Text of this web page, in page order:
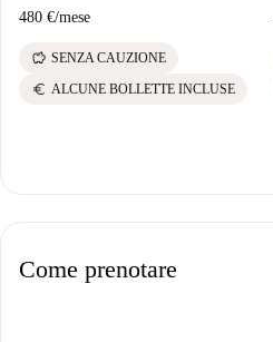
480 €/mese
savings SENZA CAUZIONE
euro ALCUNE BOLLETTE INCLUSE
Come prenotare